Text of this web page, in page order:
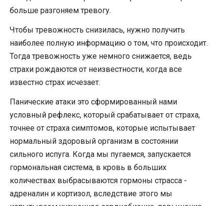
больше разгоняем тревогу.
Чтобы тревожность снизилась, нужно получить
наиболее полную информацию о том, что происходит.
Тогда тревожность уже немного снижается, ведь
страхи рождаются от неизвестности, когда все
известно страх исчезает.
Панические атаки это сформированный нами
условный рефлекс, который срабатывает от страха,
точнее от страха симптомов, которые испытывает
нормальный здоровый организм в состоянии
сильного испуга. Когда мы пугаемся, запускается
гормональная система, в кровь в больших
количествах выбрасываются гормоны страсса -
адреналин и кортизол, вследствие этого мы